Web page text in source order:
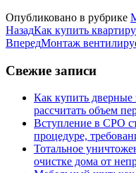
Опубликовано в рубрике
НазадКак купить
ВпередМонтаж
Свежие записи
Как купить
рассчитать объем
Вступление в СРО
процедуре,
Тотальное
очистке дома от